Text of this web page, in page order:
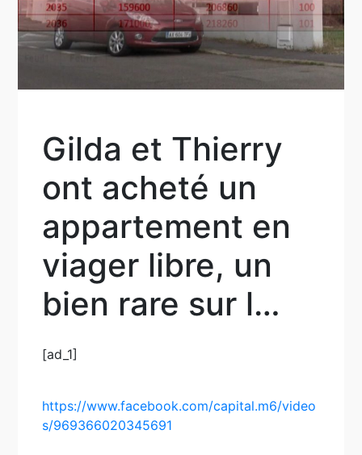
Gilda et Thierry
ont acheté un
appartement en
viager libre, un
bien rare sur l…
[ad_1]
https://www.facebook.com/capital.m6/video
s/969366020345691